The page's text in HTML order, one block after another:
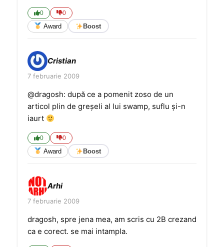
0 0
Award Boost
Cristian
7 februarie 2009
@dragosh: după ce a pomenit zoso de un
articol plin de greșeli al lui swamp, suflu și-n
iaurt
0 0
Award Boost
Arhi
7 februarie 2009
dragosh, spre jena mea, am scris cu 2B crezand
ca e corect. se mai intampla.